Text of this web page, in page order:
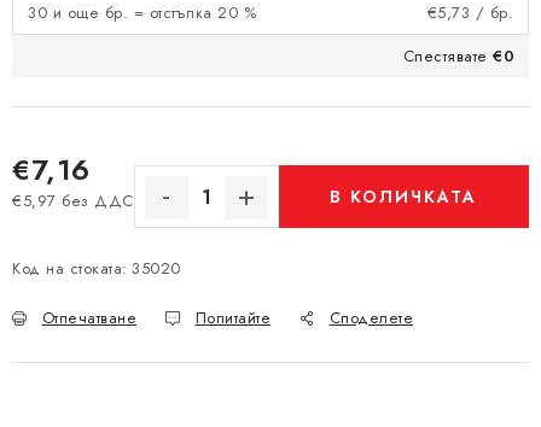
30 и още бр. = отстъпка 20 %
€5,73 / бр.
Спестявате €0
€7,16
€5,97 без ДДС
Измерване на цената:
В КОЛИЧКАТА
Код на стоката: 35020
Отпечатване Попитайте Споделете